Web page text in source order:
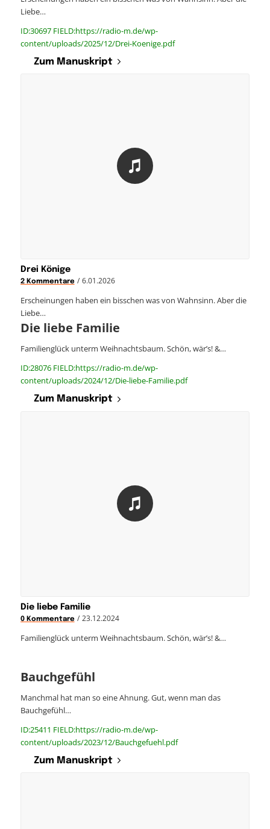
Liebe…
ID:30697 FIELD:https://radio-m.de/wp-
content/uploads/2025/12/Drei-Koenige.pdf
Zum Manuskript
Drei Könige
2 Kommentare / 6.01.2026
Erscheinungen haben ein bisschen was von Wahnsinn. Aber die
Liebe…
Die liebe Familie
Familienglück unterm Weihnachtsbaum. Schön, wär’s! &…
ID:28076 FIELD:https://radio-m.de/wp-
content/uploads/2024/12/Die-liebe-Familie.pdf
Zum Manuskript
Die liebe Familie
0 Kommentare / 23.12.2024
Familienglück unterm Weihnachtsbaum. Schön, wär’s! &…
Bauchgefühl
Manchmal hat man so eine Ahnung. Gut, wenn man das
Bauchgefühl…
ID:25411 FIELD:https://radio-m.de/wp-
content/uploads/2023/12/Bauchgefuehl.pdf
Zum Manuskript